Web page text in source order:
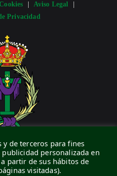
Aviso Legal
Privacidad
· Palencia (España)
de terceros para fines
personalizada en
partir de sus hábitos de
visitadas).